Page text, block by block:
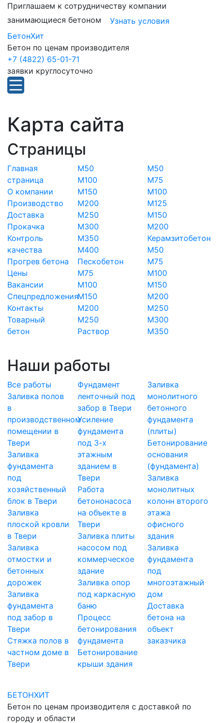
Приглашаем к сотрудничеству компании
занимающиеся бетоном
Узнать условия
БетонХит
Бетон по ценам производителя
+7 (4822) 65-01-71
заявки круглосуточно
Карта сайта
Страницы
Главная
страница
О компании
Производство
Доставка
Прокачка
Контроль
качества
Прогрев бетона
Цены
Вакансии
Спецпредложения
Контакты
Товарный
бетон
М50
М100
М150
М200
М250
М300
М350
М400
Пескобетон
М75
М100
М150
М200
М250
Раствор
М50
М75
М100
М125
М150
М200
Керамзитобетон
М50
М75
М100
М150
М200
М250
М300
М350
Наши работы
Все работы
Заливка полов
в
производственном
помещении в
Твери
Заливка
фундамента
под
хозяйственный
блок в Твери
Заливка
плоской кровли
в Твери
Заливка
отмостки и
бетонных
дорожек
Заливка
фундамента
под забор в
Твери
Стяжка полов в
частном доме в
Твери
Фундамент
ленточный под
забор в Твери
Усиление
фундамента
под 3-х
этажным
зданием в
Твери
Работа
бетононасоса
на объекте в
Твери
Заливка плиты
насосом под
коммерческое
здание
Заливка опор
под каркасную
баню
Процесс
бетонирования
фундамента
Бетонирование
крыши здания
Заливка
монолитного
бетонного
фундамента
(плиты)
Бетонирование
основания
(фундамента)
Заливка
монолитных
колонн второго
этажа
офисного
здания
Заливка
фундамента
под
многоэтажный
дом
Доставка
бетона на
объект
заказчика
БЕТОНХИТ
Бетон по ценам производителя с доставкой по
городу и области